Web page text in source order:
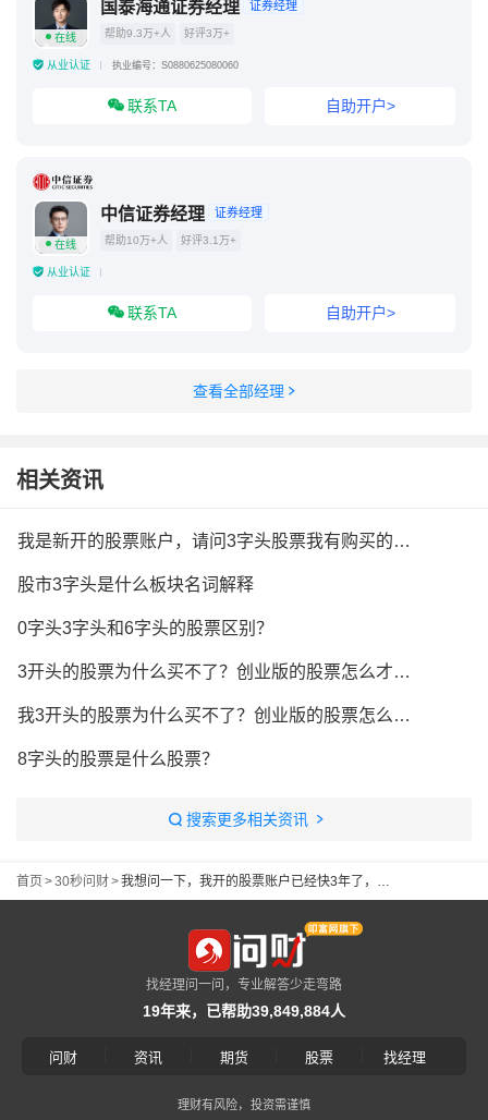
在线
国泰海通证券经理 证券经理
帮助9.3万+人 好评3万+
从业认证 执业编号：S0880625080060
联系TA 自助开户>
在线
中信证券经理 证券经理
帮助10万+人 好评3.1万+
从业认证
联系TA 自助开户>
查看全部经理
相关资讯
我是新开的股票账户，请问3字头股票我有购买的权限吗？
股市3字头是什么板块名词解释
0字头3字头和6字头的股票区别？
3开头的股票为什么买不了？创业版的股票怎么才可以买
我3开头的股票为什么买不了？创业版的股票怎么才可以买
8字头的股票是什么股票？
搜索更多相关资讯
首页 >30秒问财> 我想问一下，我开的股票账户已经快3年了，现在能买创业版的股票吗？3字头的
找经理问一问，专业解答少走弯路
19年来，已帮助39,849,884人
问财 资讯 期货 股票 找经理
理财有风险，投资需谨慎